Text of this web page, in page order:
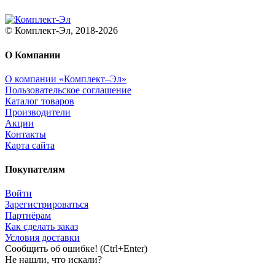
© Комплект-Эл, 2018-2026
О Компании
О компании «Комплект–Эл»
Пользовательское соглашение
Каталог товаров
Производители
Акции
Контакты
Карта сайта
Покупателям
Войти
Зарегистрироваться
Партнёрам
Как сделать заказ
Условия доставки
Сообщить об ошибке! (Ctrl+Enter)
Не нашли, что искали?